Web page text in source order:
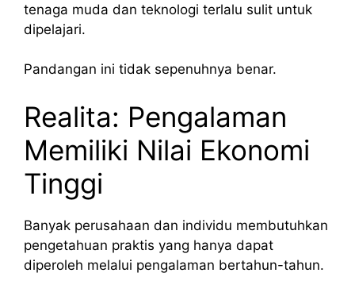
tenaga muda dan teknologi terlalu sulit untuk
dipelajari.
Pandangan ini tidak sepenuhnya benar.
Realita: Pengalaman
Memiliki Nilai Ekonomi
Tinggi
Banyak perusahaan dan individu membutuhkan
pengetahuan praktis yang hanya dapat
diperoleh melalui pengalaman bertahun-tahun.